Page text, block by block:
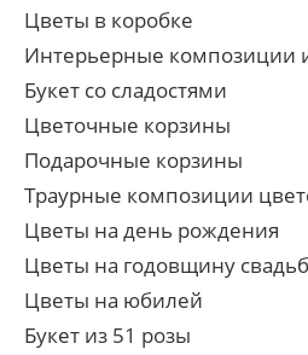
Цветы в коробке
Интерьерные композиции
Букет со сладостями
Цветочные корзины
Подарочные корзины
Траурные композиции
Цветы на день рождения
Цветы на годовщину
Цветы на юбилей
Букет из 51 розы